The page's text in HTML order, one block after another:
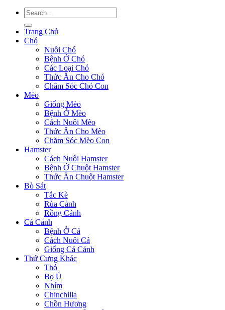
Trang Chủ
Chó
Nuôi Chó
Bệnh Ở Chó
Các Loại Chó
Thức Ăn Cho Chó
Chăm Sóc Chó Con
Mèo
Giống Mèo
Bệnh Ở Mèo
Cách Nuôi Mèo
Thức Ăn Cho Mèo
Chăm Sóc Mèo Con
Hamster
Cách Nuôi Hamster
Bệnh Ở Chuột Hamster
Thức Ăn Chuột Hamster
Bò Sát
Tắc Kè
Rùa Cảnh
Rồng Cảnh
Cá Cảnh
Bệnh Ở Cá
Cách Nuôi Cá
Giống Cá Cảnh
Thứ Cưng Khác
Thỏ
Bọ Ú
Nhím
Chinchilla
Chồn Hương